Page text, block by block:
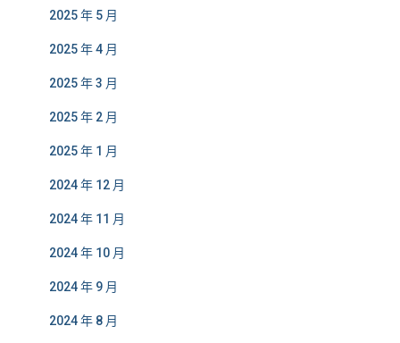
2025 年 5 月
2025 年 4 月
2025 年 3 月
2025 年 2 月
2025 年 1 月
2024 年 12 月
2024 年 11 月
2024 年 10 月
2024 年 9 月
2024 年 8 月